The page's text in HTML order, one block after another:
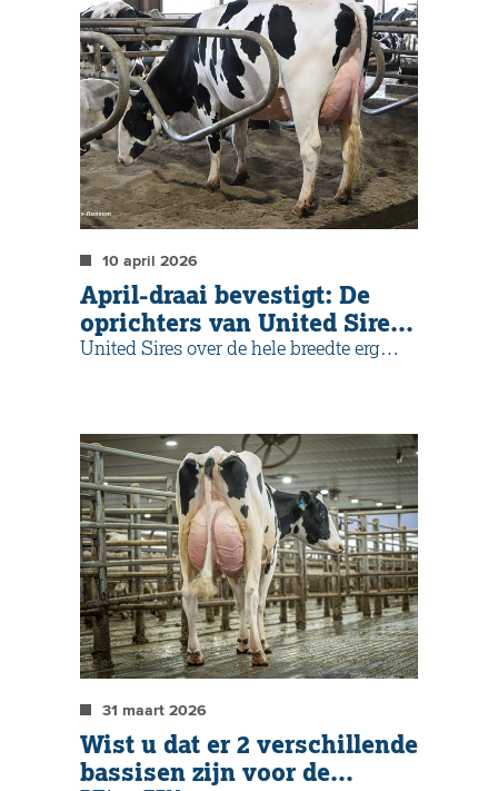
10 april 2026
April-draai bevestigt: De
oprichters van United Sires
weten wat melken is!
United Sires over de hele breedte erg
31 maart 2026
Wist u dat er 2 verschillende
bassisen zijn voor de